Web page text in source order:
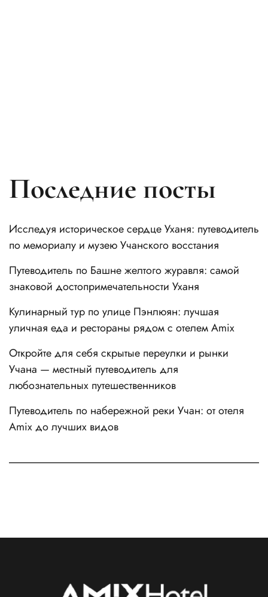
Последние посты
Исследуя историческое сердце Уханя: путеводитель
по мемориалу и музею Учанского восстания
Путеводитель по Башне желтого журавля: самой
знаковой достопримечательности Уханя
Кулинарный тур по улице Пэнлюян: лучшая
уличная еда и рестораны рядом с отелем Amix
Откройте для себя скрытые переулки и рынки
Учана — местный путеводитель для
любознательных путешественников
Путеводитель по набережной реки Учан: от отеля
Amix до лучших видов